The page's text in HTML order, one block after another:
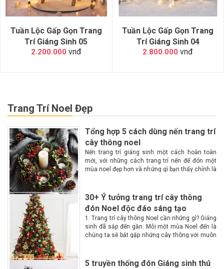
Tuần Lộc Gấp Gọn Trang
Trí Giáng Sinh 05
2.200.000 vnđ
Tuần Lộc Gấp Gọn Trang
Trí Giáng Sinh 04
2.800.000 vnđ
Trang Trí Noel Đẹp
Tổng hợp 5 cách dùng nến trang trí
cây thông noel
Nến trang trí giáng sinh một cách hoàn toàn
mới, với những cách trang trí nến để đón một
mùa noel đẹp hơn và những gì bạn thấy chính là
30+ Ý tưởng trang trí cây thông
đón Noel độc đáo sáng tạo
1. Trang trí cây thông Noel cần những gì? Giáng
sinh đã sắp đến gần. Mỗi một mùa Noel đến là
chúng ta sẽ bắt gặp những cây thông với muôn
5 truyền thống đón Giáng sinh thú